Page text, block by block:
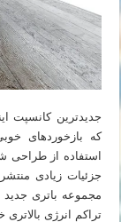
که بازخوردهای
استفاده از طراحی
جزئیات زیادی
مجموعه باتری جدید
تراکم انرژی